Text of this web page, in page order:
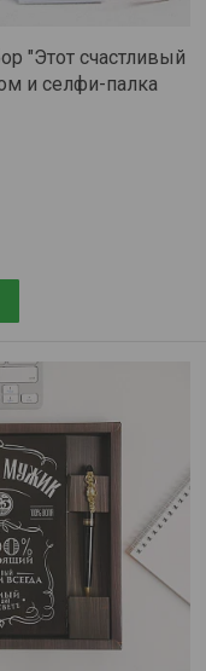
"Этот счастливый
и селфи-палка